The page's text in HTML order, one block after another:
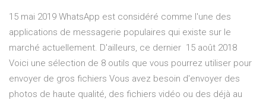
15 mai 2019 WhatsApp est considéré comme l'une des
applications de messagerie populaires qui existe sur le
marché actuellement. D'ailleurs, ce dernier 15 août 2018
Voici une sélection de 8 outils que vous pourrez utiliser pour
envoyer de gros fichiers Vous avez besoin d'envoyer des
photos de haute qualité, des fichiers vidéo ou des déjà au